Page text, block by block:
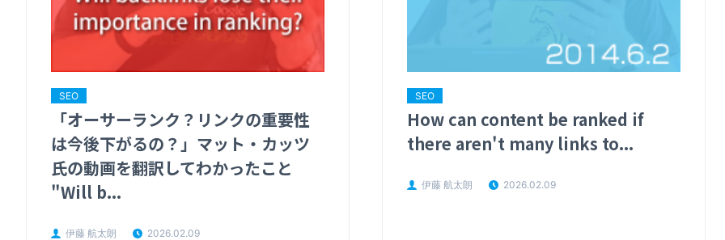
SEO
「オーサーランク？リンクの重要性
は今後下がるの？」マット・カッツ
氏の動画を翻訳してわかったこと
"Will b...
伊藤 航太朗 2026.02.09
SEO
How can content be ranked if
there aren't many links to...
伊藤 航太朗 2026.02.09